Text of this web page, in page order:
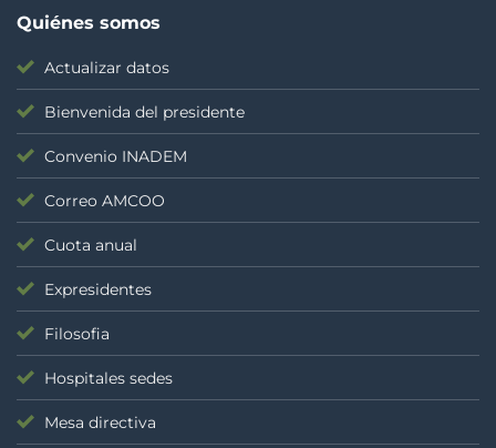
Quiénes somos
Actualizar datos
Bienvenida del presidente
Convenio INADEM
Correo AMCOO
Cuota anual
Expresidentes
Filosofia
Hospitales sedes
Mesa directiva